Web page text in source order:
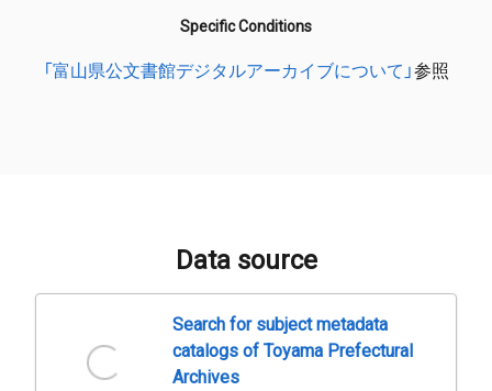
Specific Conditions
「富山県公文書館デジタルアーカイブについて」参照
Data source
Search for subject metadata
catalogs of Toyama Prefectural
Archives